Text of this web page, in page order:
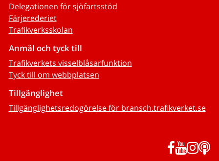
Delegationen för sjöfartsstöd
Färjerederiet
Trafikverksskolan
Anmäl och tyck till
Trafikverkets visselblåsarfunktion
Tyck till om webbplatsen
Tillgänglighet
Tillgänglighetsredogörelse för bransch.trafikverket.se
Facebook
YouTube